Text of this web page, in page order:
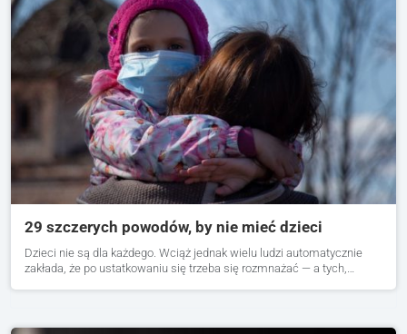
29 szczerych powodów, by nie mieć dzieci
Dzieci nie są dla każdego. Wciąż jednak wielu ludzi automatycznie
zakłada, że po ustatkowaniu się trzeba się rozmnażać — a tych,…